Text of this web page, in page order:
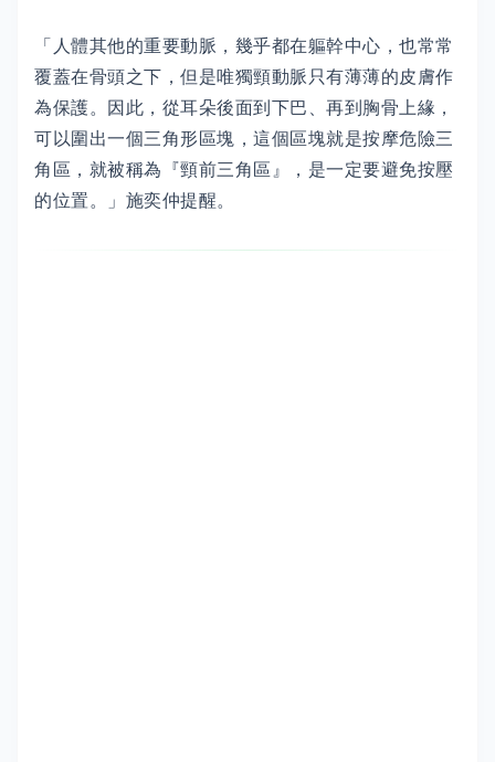
「人體其他的重要動脈，幾乎都在軀幹中心，也常常
覆蓋在骨頭之下，但是唯獨頸動脈只有薄薄的皮膚作
為保護。因此，從耳朵後面到下巴、再到胸骨上緣，
可以圍出一個三角形區塊，這個區塊就是按摩危險三
角區，就被稱為『頸前三角區』，是一定要避免按壓
的位置。」施奕仲提醒。